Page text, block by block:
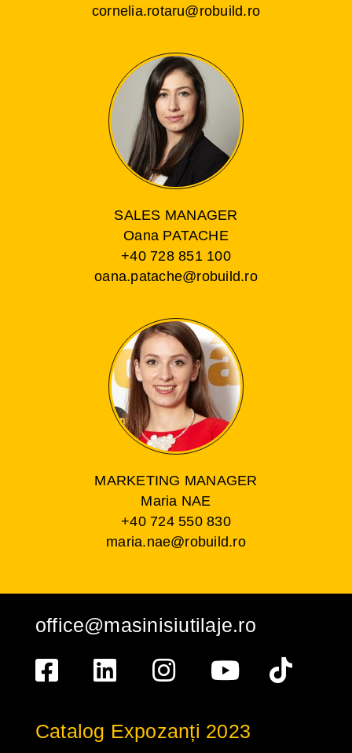
cornelia.rotaru@robuild.ro
SALES MANAGER
Oana PATACHE
+40 728 851 100
oana.patache@robuild.ro
MARKETING MANAGER
Maria NAE
+40 724 550 830
maria.nae@robuild.ro
office@masinisiutilaje.ro
Catalog Expozanți 2023